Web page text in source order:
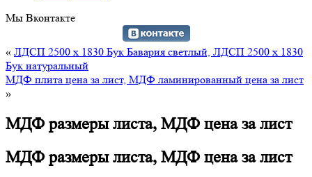
Мы Вконтакте
« ЛДСП 2500 х 1830 Бук Бавария светлый, ЛДСП 2500 х 1830
Бук натуральный
МДФ плита цена за лист, МДФ ламинированный цена за лист
»
МДФ размеры листа, МДФ цена за лист
МДФ размеры листа, МДФ цена за лист